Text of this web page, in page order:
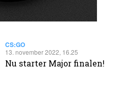
CS:GO
13. november 2022, 16.25
Nu starter Major finalen!